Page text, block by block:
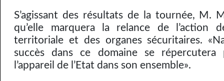
S’agissant des résultats de la tournée, M.
qu’elle marquera la relance de l’action
territoriale et des organes sécuritaires.
succès dans ce domaine se répercutera
l’appareil de l’Etat dans son ensemble».